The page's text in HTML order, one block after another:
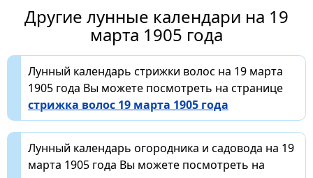
Другие лунные календари на 19
марта 1905 года
Лунный календарь стрижки волос на 19 марта
1905 года Вы можете посмотреть на странице
стрижка волос 19 марта 1905 года
Лунный календарь огородника и садовода на 19
марта 1905 года Вы можете посмотреть на